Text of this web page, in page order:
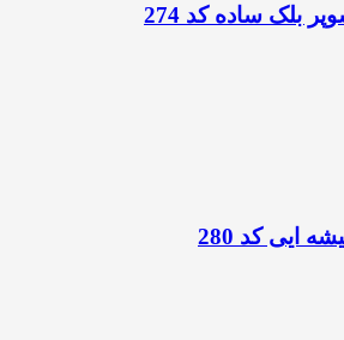
بلک ساده کد 274
ایی کد 280